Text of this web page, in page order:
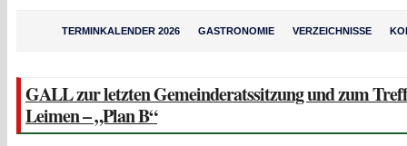
TERMINKALENDER 2026 GASTRONOMIE VERZEICHNISSE
GALL zur letzten Gemeinderatssitzung und zum
Leimen – „Plan B“